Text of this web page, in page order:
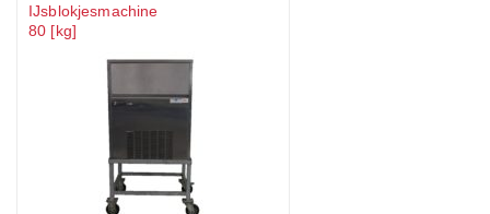
IJsblokjesmachine
80 [kg]